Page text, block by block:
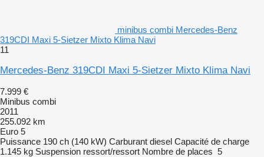
minibus combi Mercedes-Benz
319CDI Maxi 5-Sietzer Mixto Klima Navi
11
Mercedes-Benz 319CDI Maxi 5-Sietzer Mixto Klima Navi
7.999 €
Minibus combi
2011
255.092 km
Euro 5
Puissance 190 ch (140 kW) Carburant diesel Capacité de charge
1.145 kg Suspension ressort/ressort Nombre de places 5